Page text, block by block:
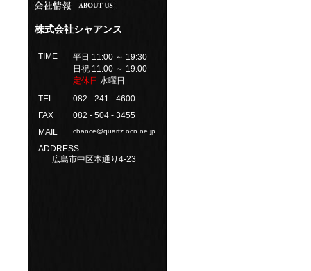
株式会社シャアンス
TIME
平日 11:00 ～ 19:30
日祝 11:00 ～ 19:00
定休日 水曜日
TEL
082 - 241 - 4600
FAX
082 - 504 - 3455
MAIL
chance@quartz.ocn.ne.jp
ADDRESS
広島市中区本通り4-23